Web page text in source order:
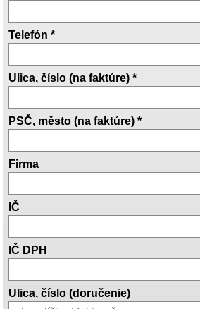
Telefón *
Ulica, číslo (na faktúre) *
PSČ, město (na faktúre) *
Firma
IČ
IČ DPH
Ulica, číslo (doručenie)